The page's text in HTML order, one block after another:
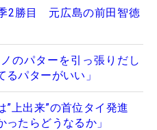
2勝目 元広島の前田智徳
のパターを引っ張りだし
パターがいい」
”上出来”の首位タイ発進
ったらどうなるか」